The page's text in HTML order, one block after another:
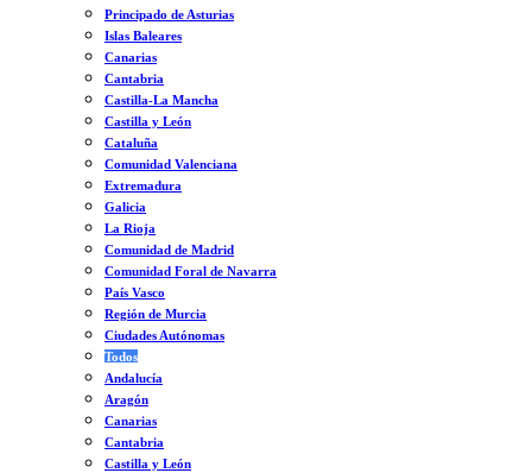
Principado de Asturias
Islas Baleares
Canarias
Cantabria
Castilla-La Mancha
Castilla y León
Cataluña
Comunidad Valenciana
Extremadura
Galicia
La Rioja
Comunidad de Madrid
Comunidad Foral de Navarra
País Vasco
Región de Murcia
Ciudades Autónomas
Todos
Andalucía
Aragón
Canarias
Cantabria
Castilla y León